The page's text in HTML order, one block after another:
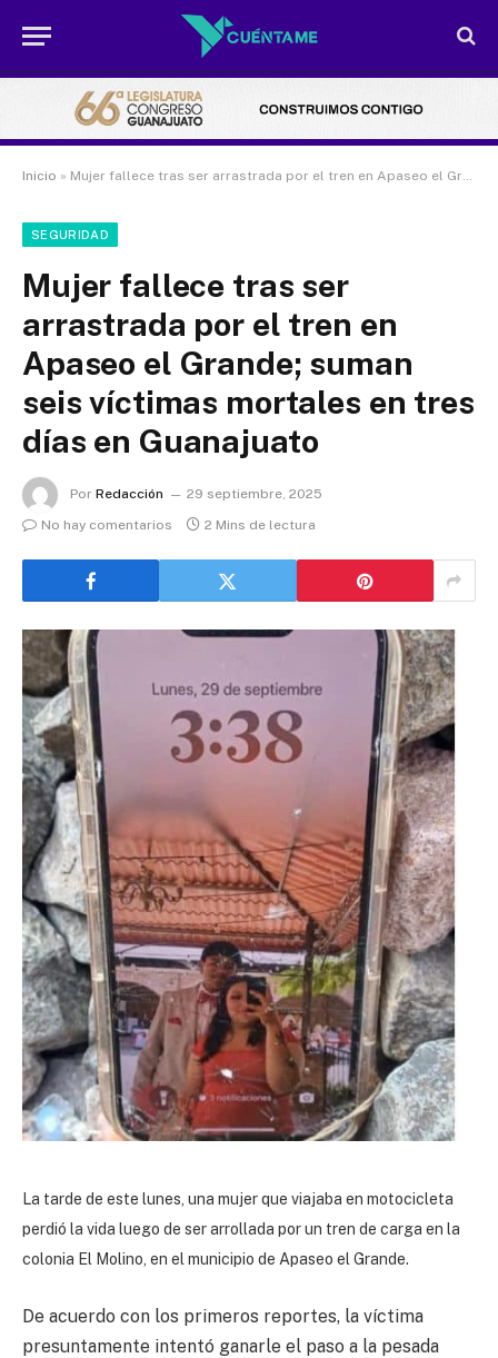
Inicio » Mujer fallece tras ser arrastrada por el tren en Apaseo el Grande; suman seis víctimas mortales en tres días en Guanajuato
SEGURIDAD
Mujer fallece tras ser
arrastrada por el tren en
Apaseo el Grande; suman
seis víctimas mortales en tres
días en Guanajuato
Por Redacción
29 septiembre, 2025
No hay comentarios
2 Mins de lectura
La tarde de este lunes, una mujer que viajaba en motocicleta
perdió la vida luego de ser arrollada por un tren de carga en la
colonia El Molino, en el municipio de Apaseo el Grande.
De acuerdo con los primeros reportes, la víctima
presuntamente intentó ganarle el paso a la pesada